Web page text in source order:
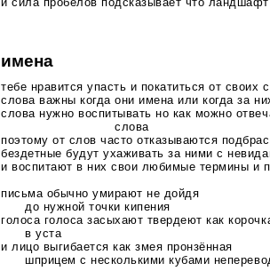
имена
тебе нравится упасть и покатиться от своих
слова важны когда они имена или когда за
слова нужно воспитывать но как можно
слова
поэтому от слов часто отказываются
бездетные будут ухаживать за ними с
и воспитают в них свои любимые термины и
письма обычно умирают не дойдя
до нужной точки кипения
голоса голоса засыхают твердеют как
в уста
и лицо выгибается как змея пронзённая
шприцем с несколькими кубами